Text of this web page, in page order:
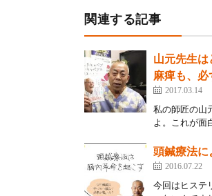
関連する記事
山元先生は
麻痺も、必
2017.03.14
私の師匠の山
よ。これが面
頭鍼療法に
2016.07.22
今回はヒステ